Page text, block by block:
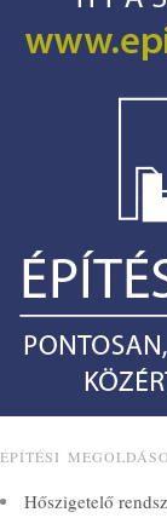
ÉPÍTÉSI
Hőszigetelő